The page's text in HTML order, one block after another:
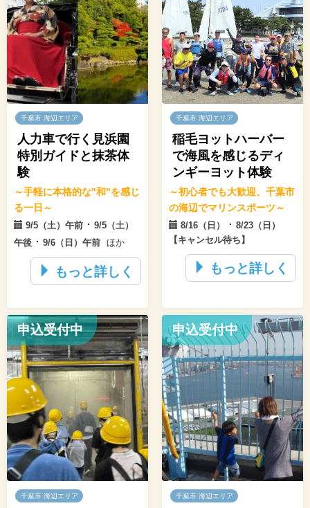
千葉市 海辺エリア
人力車で行く見浜園
特別ガイドと抹茶体
験
～手軽に本格的な"和"を感じ
る一日～
9/5（土）午前 ･ 9/5（土）
午後 ･ 9/6（日）午前 ほか
もっと詳しく
千葉市 海辺エリア
稲毛ヨットハーバー
で海風を感じるディ
ンギーヨット体験
～初心者でも大歓迎、千葉市
の海辺でマリンスポーツ～
8/16（日） ･ 8/23（日）
【キャンセル待ち】
もっと詳しく
申込受付中
千葉市 海辺エリア
申込受付中
千葉市 海辺エリア